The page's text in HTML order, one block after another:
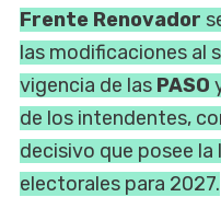
Frente Renovador
las modificaciones al
vigencia de las PASO
de los intendentes,
decisivo que posee la
electorales para 2027.